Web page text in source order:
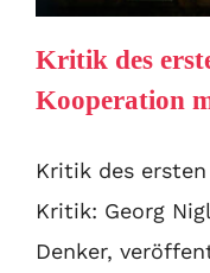
Kritik des
Kooperation
Kritik des
Kritik: Georg
Denker,